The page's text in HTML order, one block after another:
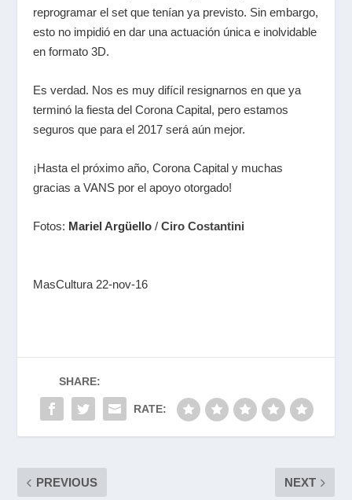
reprogramar el set que tenían ya previsto. Sin embargo,
esto no impidió en dar una actuación única e inolvidable
en formato 3D.
Es verdad. Nos es muy difícil resignarnos en que ya
terminó la fiesta del Corona Capital, pero estamos
seguros que para el 2017 será aún mejor.
¡Hasta el próximo año, Corona Capital y muchas
gracias a VANS por el apoyo otorgado!
Fotos: Mariel Argüello /Ciro Costantini
MasCultura 22-nov-16
SHARE:
RATE:
PREVIOUS NEXT